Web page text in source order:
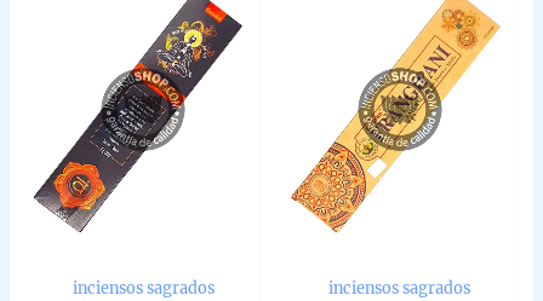
inciensos sagrados inciensos sagrados